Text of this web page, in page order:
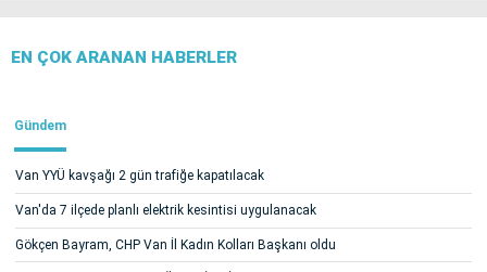
EN ÇOK ARANAN HABERLER
Gündem
Van YYÜ kavşağı 2 gün trafiğe kapatılacak
Van'da 7 ilçede planlı elektrik kesintisi uygulanacak
Gökçen Bayram, CHP Van İl Kadın Kolları Başkanı oldu